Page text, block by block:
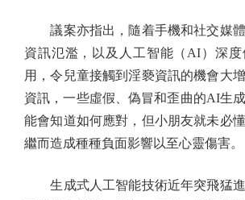
議案亦指出，隨着手機和社交媒體
資訊氾濫，以及人工智能（AI）深
用，令兒童接觸到淫褻資訊的機會大
資訊，一些虛假、偽冒和歪曲的AI生
能會知道如何應對，但小朋友就未必
繼而造成種種負面影響以至心靈傷害。
生成式人工智能技術近年突飛猛進